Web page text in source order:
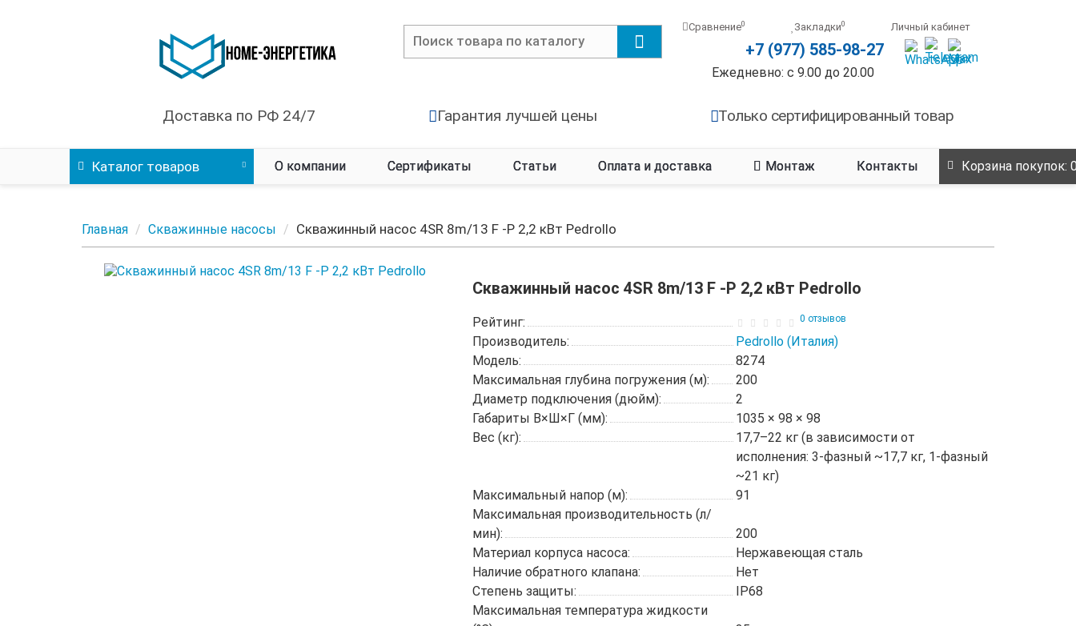
Сравнение0 Закладки0 Личный кабинет
+7 (977) 585-98-27
Ежедневно: с 9.00 до 20.00
Доставка по РФ 24/7 Гарантия лучшей цены Только сертифицированный товар
Каталог товаров О компании Сертификаты Статьи Оплата и доставка Монтаж Контакты Корзина покупок:
Главная Скважинные насосы Скважинный насос 4SR 8m/13 F -P 2,2 кВт Pedrollo
Скважинный насос 4SR 8m/13 F -P 2,2 кВт Pedrollo
Рейтинг: 0 отзывов
Производитель:
Pedrollo (Италия)
Модель:
8274
Максимальная глубина погружения (м):
200
Диаметр подключения (дюйм):
2
Габариты В×Ш×Г (мм):
1035 × 98 × 98
Вес (кг):
17,7–22 кг (в зависимости от
исполнения: 3-фазный ~17,7 кг, 1-фазный
~21 кг)
Максимальный напор (м):
91
Максимальная производительность (л/
мин):
200
Материал корпуса насоса:
Нержавеющая сталь
Наличие обратного клапана:
Нет
Степень защиты:
IP68
Максимальная температура жидкости